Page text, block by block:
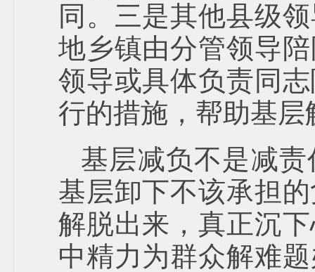
同。三是其他县级
地乡镇由分管领导
领导或具体负责同
行的措施，帮助基
基层减负不是减
基层卸下不该承担
解脱出来，真正沉
中精力为群众解难